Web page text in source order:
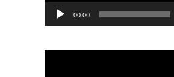
00:00